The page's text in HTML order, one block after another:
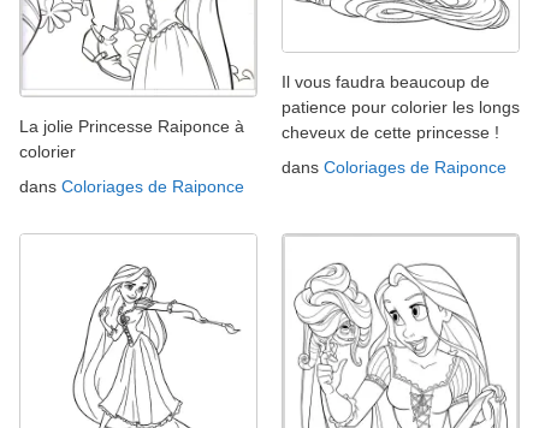
La jolie Princesse Raiponce à
colorier
dans Coloriages de Raiponce
Il vous faudra beaucoup de
patience pour colorier les longs
cheveux de cette princesse !
dans Coloriages de Raiponce